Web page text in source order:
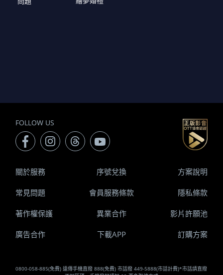
FOLLOW US
0800-058-885(免費) 遠傳手機直撥 888(免費) 市話撥 449-5888(市話計費)*市話請直撥
關於服務 序號兌換 方案說明
常見問題 會員服務條款 隱私條款
著作權保護 異業合作 影片許願池
廣告合作 下載APP 訂購方案